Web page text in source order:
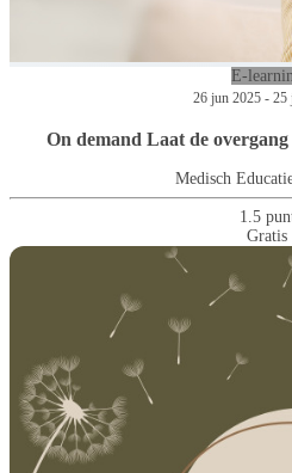
E-
26 jun 2025 - 25
On demand Laat de
Medisch
1.5
Gratis